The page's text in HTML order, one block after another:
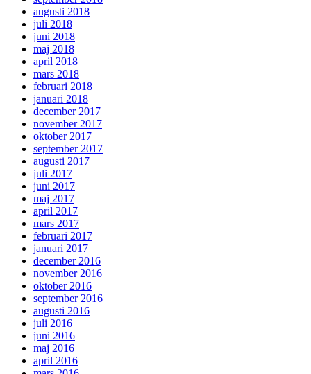
augusti 2018
juli 2018
juni 2018
maj 2018
april 2018
mars 2018
februari 2018
januari 2018
december 2017
november 2017
oktober 2017
september 2017
augusti 2017
juli 2017
juni 2017
maj 2017
april 2017
mars 2017
februari 2017
januari 2017
december 2016
november 2016
oktober 2016
september 2016
augusti 2016
juli 2016
juni 2016
maj 2016
april 2016